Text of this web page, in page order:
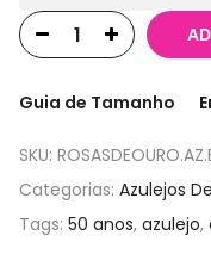
Guia de Tamanho
SKU:
Categorias: Azulejos
Tags: 50 anos, azulejo,